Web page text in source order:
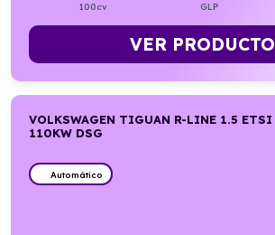
100cv GLP
VER PRODUCTO
VOLKSWAGEN TIGUAN R-LINE 1.5 ETSI
110KW DSG
Automático